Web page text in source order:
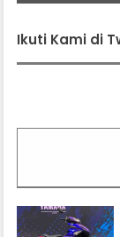
Ikuti Kami di